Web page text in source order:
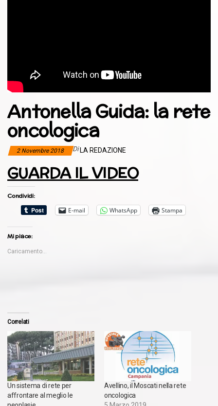
Antonella Guida: la rete
oncologica
2 Novembre 2018 Di LA REDAZIONE
GUARDA IL VIDEO
Condividi:
E-mail
WhatsApp Stampa
Mi piace:
Caricamento...
Correlati
Un sistema di rete per
affrontare al meglio le
Avellino, il Moscati nella rete
oncologica